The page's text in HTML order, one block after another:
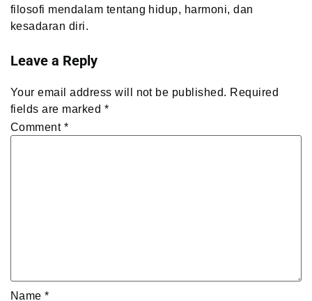
filosofi mendalam tentang hidup, harmoni, dan
kesadaran diri.
Leave a Reply
Your email address will not be published. Required
fields are marked *
Comment *
Name*